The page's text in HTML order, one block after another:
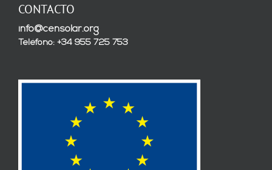
CONTACTO
info@censolar.org
Teléfono: +34 955 725 753